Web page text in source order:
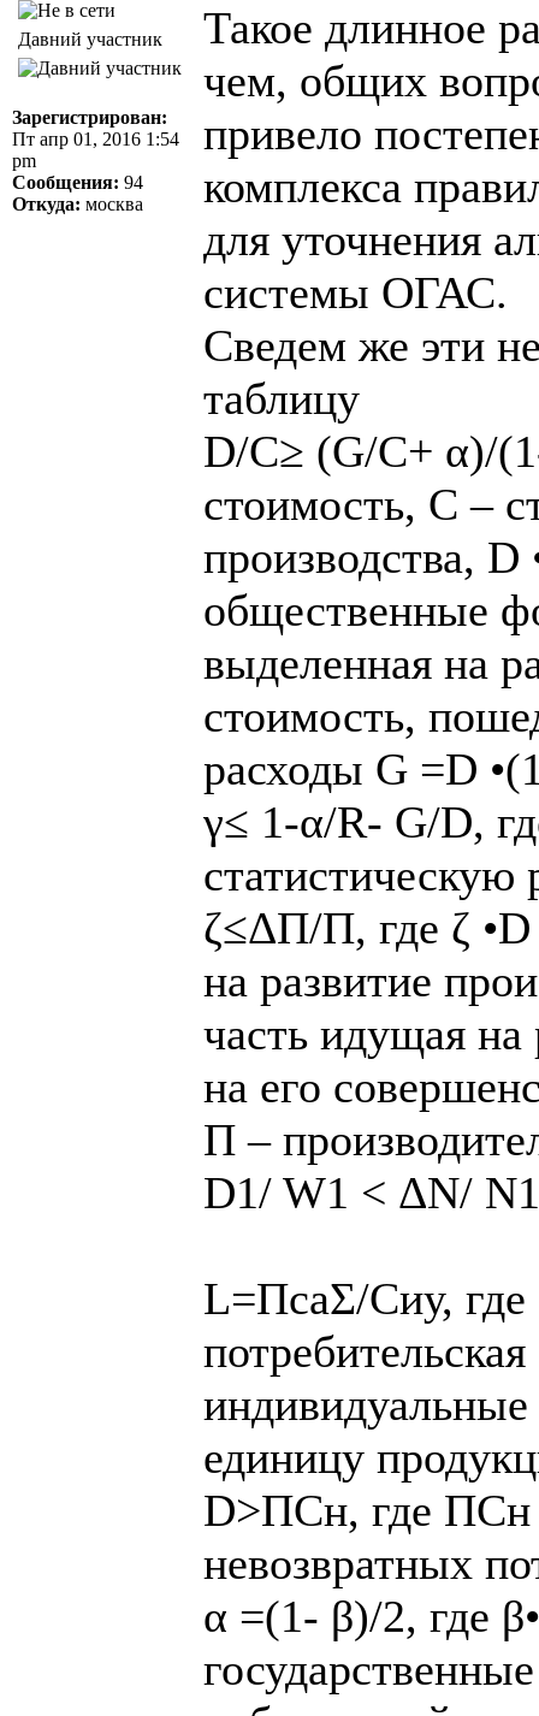
Давний участник
Зарегистрирован:
Пт апр 01, 2016 1:54
pm
Сообщения: 94
Откуда: москва
Такое длинное
чем, общих
привело
комплекса
для уточнения
системы ОГАС.
Сведем же эти
таблицу
D/C≥ (G/C+ α)/
стоимость, С –
производства,
общественные
выделенная на
стоимость,
расходы G =D
γ≤ 1-α/R- G/D,
статистическую
ζ≤ΔП/П, где ζ •D
на развитие
часть идущая на
на его
П –
D1/ W1 < ΔN/ N1
L=ПсаΣ/Сиу, где
индивидуальные
единицу
D˃ПСн, где ПСн
невозвратных
α =(1- β)/2, где